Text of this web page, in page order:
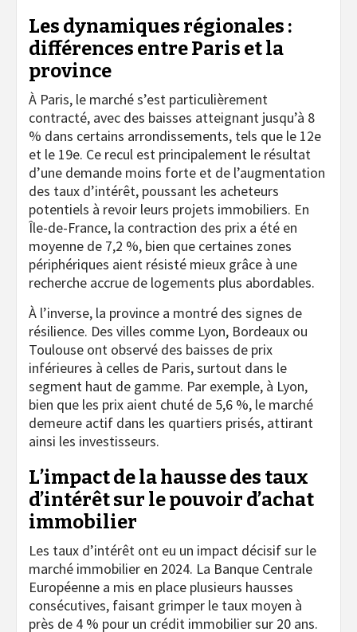
Les dynamiques régionales :
différences entre Paris et la
province
À Paris, le marché s’est particulièrement
contracté, avec des baisses atteignant jusqu’à 8
% dans certains arrondissements, tels que le 12e
et le 19e. Ce recul est principalement le résultat
d’une demande moins forte et de l’augmentation
des taux d’intérêt, poussant les acheteurs
potentiels à revoir leurs projets immobiliers. En
Île-de-France, la contraction des prix a été en
moyenne de 7,2 %, bien que certaines zones
périphériques aient résisté mieux grâce à une
recherche accrue de logements plus abordables.
À l’inverse, la province a montré des signes de
résilience. Des villes comme Lyon, Bordeaux ou
Toulouse ont observé des baisses de prix
inférieures à celles de Paris, surtout dans le
segment haut de gamme. Par exemple, à Lyon,
bien que les prix aient chuté de 5,6 %, le marché
demeure actif dans les quartiers prisés, attirant
ainsi les investisseurs.
L’impact de la hausse des taux
d’intérêt sur le pouvoir d’achat
immobilier
Les taux d’intérêt ont eu un impact décisif sur le
marché immobilier en 2024. La Banque Centrale
Européenne a mis en place plusieurs hausses
consécutives, faisant grimper le taux moyen à
près de 4 % pour un crédit immobilier sur 20 ans.